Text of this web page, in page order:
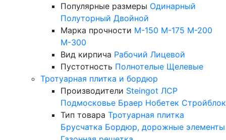
Популярные размеры Одинарный
Полуторный Двойной
Марка прочности М-150 М-175 М-200
М-300
Вид кирпича Рабочий Лицевой
Пустотность Полнотелые Щелевые
Тротуарная плитка и бордюр
Производители Steingot ЛСР
Подмосковье Браер Нобетек Стройблок
Тип товара Тротуарная плитка
Брусчатка Бордюр, дорожные элементы